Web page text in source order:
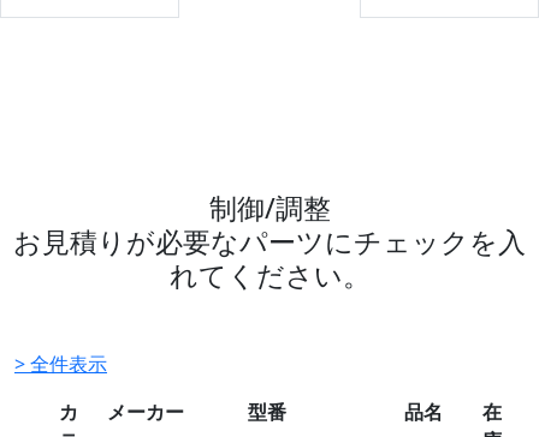
制御/調整
お見積りが必要なパーツにチェックを入
れてください。
> 全件表示
カ
メーカー 型番 品名
在